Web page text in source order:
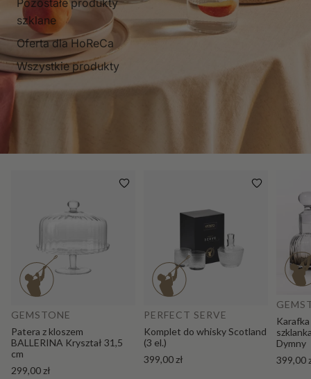
Pozostałe produkty
szklane
Oferta dla HoReCa
Wszystkie produkty
Dodaj do koszyka
GEMSTONE
Patera z kloszem
BALLERINA Kryształ 31,5
cm
299,00 zł
PERFECT SERVE
Komplet do whisky Scotland
(3 el.)
399,00 zł
Dymny
399,00